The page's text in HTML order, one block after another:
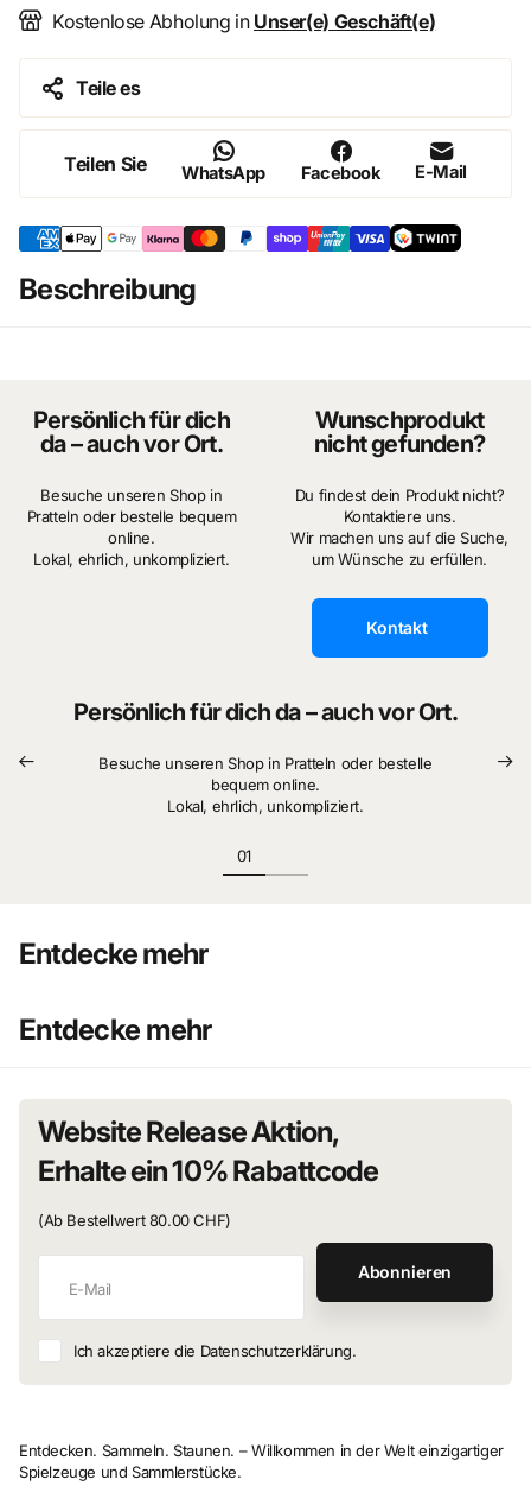
Sprache: Französisch
Einband: Hardcover
Band: __11__
Kurzbeschreibung (Deutsch):
darunter die legendären
Kostenlose Abholung in Unser(e) Geschäft(e)
Teile es
Teilen Sie WhatsApp Facebook E-Mail
Beschreibung
Persönlich für dich
da – auch vor Ort.
Besuche unseren Shop in
Pratteln oder bestelle bequem
online.
Lokal, ehrlich, unkompliziert.
Wunschprodukt
nicht gefunden?
Du findest dein Produkt nicht?
Kontaktiere uns.
Wir machen uns auf die Suche,
um Wünsche zu erfüllen.
Kontakt
Persönlich für dich da – auch vor Ort.
Besuche unseren Shop in Pratteln oder bestelle
bequem online.
Lokal, ehrlich, unkompliziert.
Entdecke mehr
Entdecke mehr
Website Release Aktion,
Erhalte ein 10% Rabattcode
(Ab Bestellwert 80.00 CHF)
Abonnieren
Ich akzeptiere die Datenschutzerklärung.
Entdecken. Sammeln. Staunen. – Willkommen in der Welt einzigartiger
Spielzeuge und Sammlerstücke.